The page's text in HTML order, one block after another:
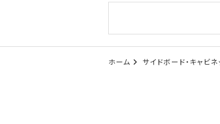
ホーム サイドボード・キャビネ